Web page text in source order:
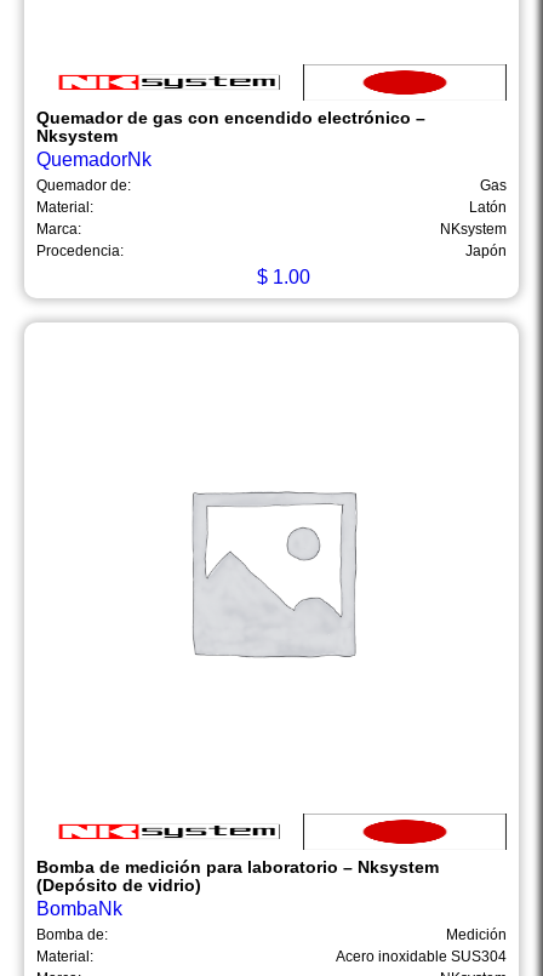
Quemador de gas con encendido electrónico –
Nksystem
QuemadorNk
Quemador de:
Gas
Material:
Latón
Marca:
NKsystem
Procedencia:
Japón
$ 1.00
Bomba de medición para laboratorio – Nksystem
(Depósito de vidrio)
BombaNk
Bomba de:
Medición
Material:
Acero inoxidable SUS304